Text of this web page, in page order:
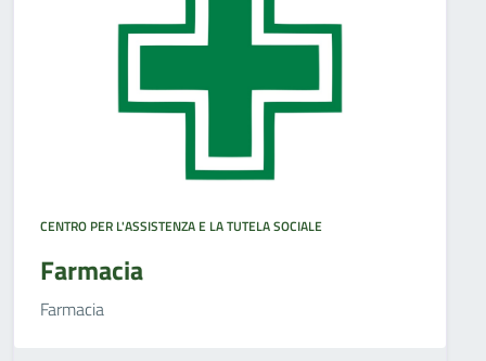
CENTRO PER L'ASSISTENZA E LA TUTELA SOCIALE
Farmacia
Farmacia